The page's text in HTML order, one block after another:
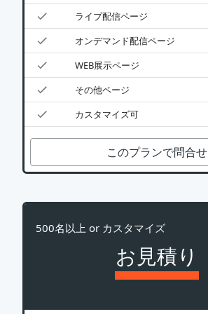
ライブ配信ページ
オンデマンド配信ページ
WEB展示ページ
その他ページ
カスタマイズ可
このプランで問合せ
500名以上 or カスタマイズ
お見積り